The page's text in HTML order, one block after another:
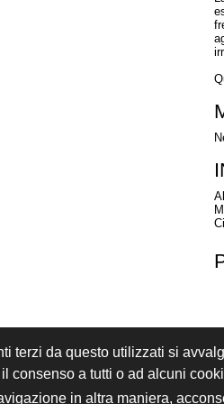
terzi da questo utilizzati si
consenso a tutti o ad alcuni
in altra maniera,
CONDIZIONI DI VENDITA
2026 Stefano Saccani S.r.l. - Tutti i diritti